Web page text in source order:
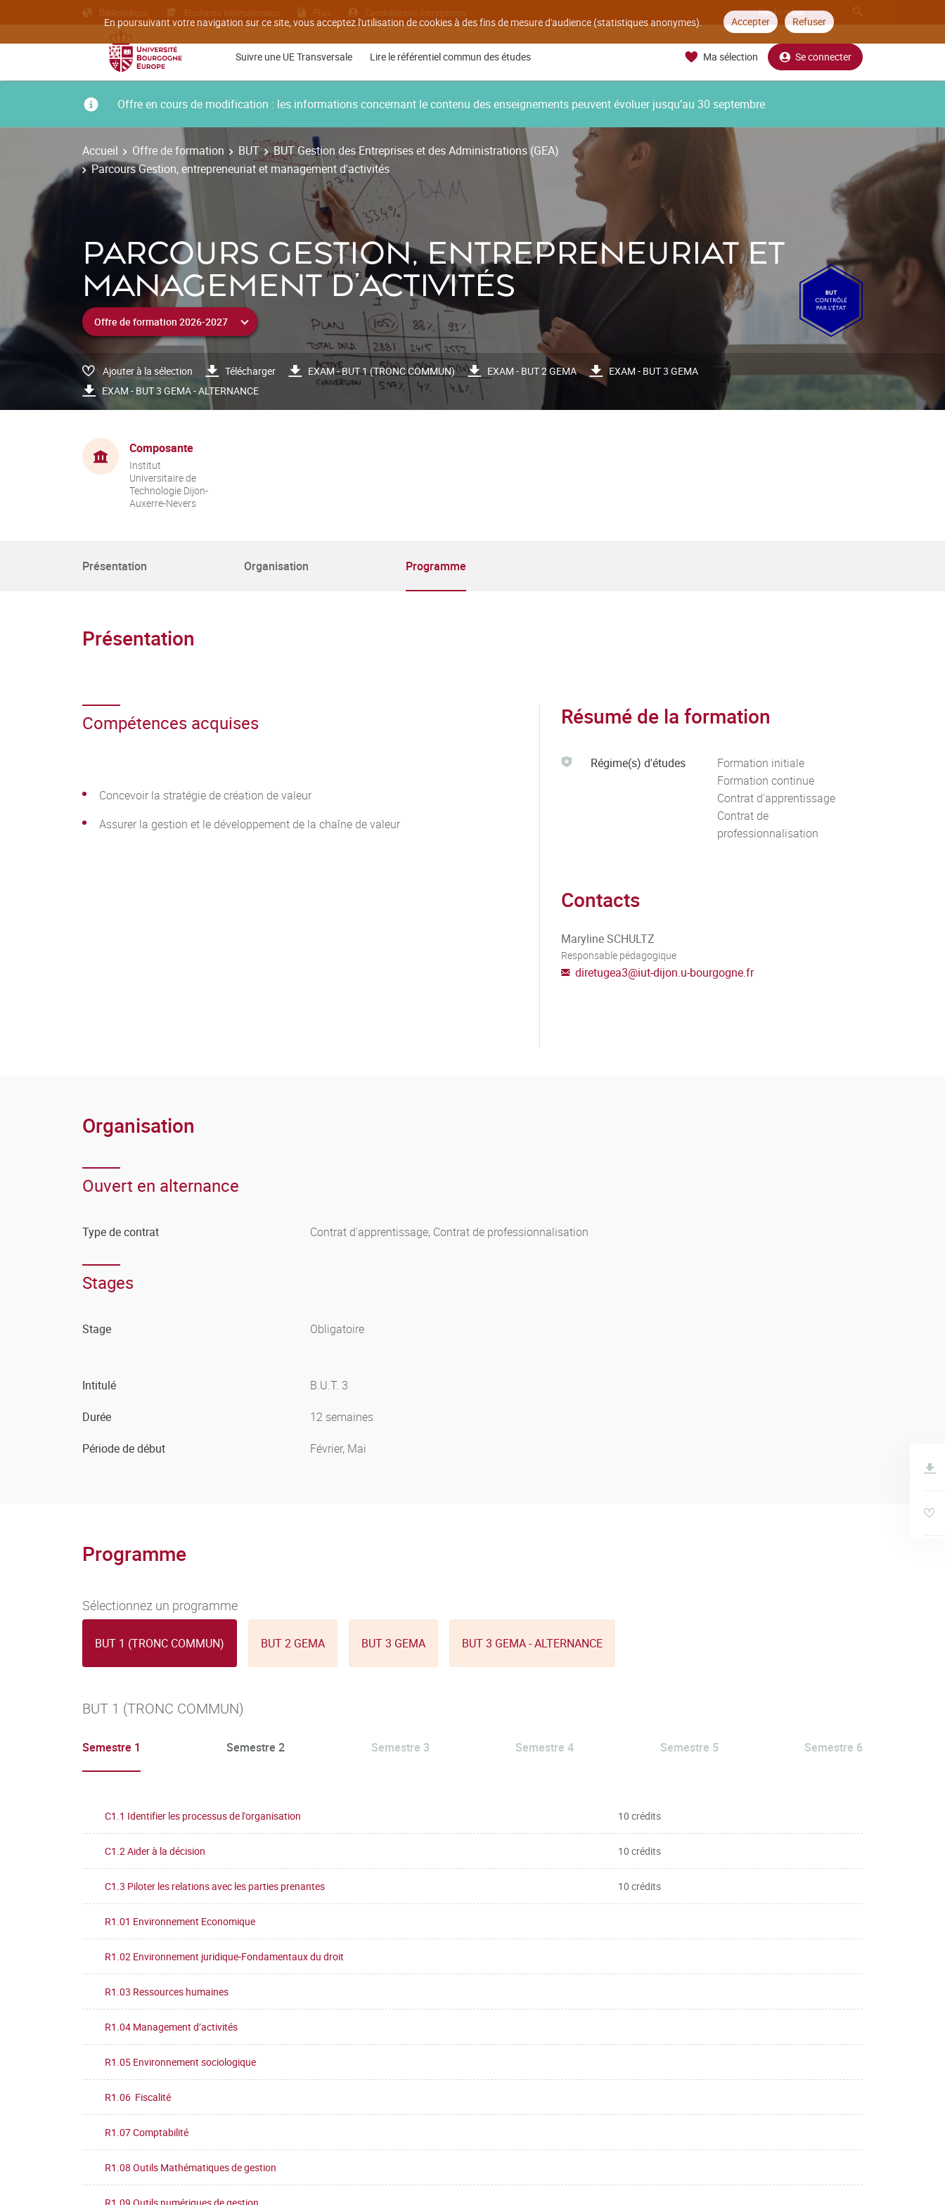
En poursuivant votre navigation sur ce site, vous acceptez l'utilisation de cookies à des fins de mesure d'audience (statistiques anonymes). Accepter Refuser
Bibliothèque Etudiants internationaux Plan Candidatures inscriptions
Suivre une UE Transversale Lire le référentiel commun des études Ma sélection Se connecter
Offre en cours de modification : les informations concernant le contenu des enseignements peuvent évoluer jusqu’au 30 septembre
Accueil Offre de formation BUT
BUT Gestion des Entreprises et des Administrations (GEA)
Parcours Gestion, entrepreneuriat et management d'activités
PARCOURS GESTION, ENTREPRENEURIAT ET
MANAGEMENT D'ACTIVITÉS
Ajouter à la sélection Télécharger EXAM - BUT 1 (TRONC COMMUN) EXAM - BUT 2 GEMA
EXAM - BUT 3 GEMA
EXAM - BUT 3 GEMA - ALTERNANCE
Composante
Institut
Universitaire de
Technologie Dijon-
Auxerre-Nevers
Présentation Organisation Programme
Présentation
Compétences acquises
Concevoir la stratégie de création de valeur
Assurer la gestion et le développement de la chaîne de valeur
Résumé de la formation
Régime(s) d'études
Formation initiale
Formation continue
Contrat d'apprentissage
Contrat de
professionnalisation
Contacts
Maryline SCHULTZ
Responsable pédagogique
diretugea3@iut-dijon.u-bourgogne.fr
Organisation
Ouvert en alternance
Type de contrat Contrat d'apprentissage, Contrat de professionnalisation
Stages
Stage Obligatoire
Intitulé B.U.T. 3
Durée 12 semaines
Période de début Février, Mai
Programme
Sélectionnez un programme
BUT 1 (TRONC COMMUN) BUT 2 GEMA BUT 3 GEMA BUT 3 GEMA - ALTERNANCE
BUT 1 (TRONC COMMUN)
Semestre 1 Semestre 2 Semestre 3 Semestre 4 Semestre 5 Semestre 6
C1.1 Identifier les processus de l'organisation 10 crédits
C1.2 Aider à la décision 10 crédits
C1.3 Piloter les relations avec les parties prenantes 10 crédits
R1.01 Environnement Economique
R1.02 Environnement juridique-Fondamentaux du droit
R1.03 Ressources humaines
R1.04 Management d’activités
R1.05 Environnement sociologique
R1.06 Fiscalité
R1.07 Comptabilité
R1.08 Outils Mathématiques de gestion